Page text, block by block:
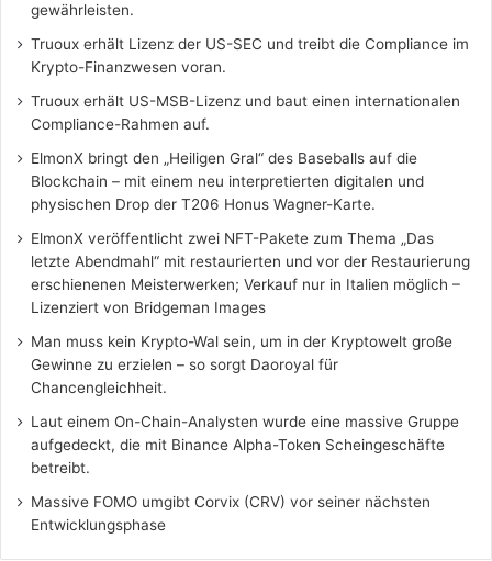
gewährleisten.
Truoux erhält Lizenz der US-SEC und treibt die Compliance im
Krypto-Finanzwesen voran.
Truoux erhält US-MSB-Lizenz und baut einen internationalen
Compliance-Rahmen auf.
ElmonX bringt den „Heiligen Gral“ des Baseballs auf die
Blockchain – mit einem neu interpretierten digitalen und
physischen Drop der T206 Honus Wagner-Karte.
ElmonX veröffentlicht zwei NFT-Pakete zum Thema „Das
letzte Abendmahl“ mit restaurierten und vor der Restaurierung
erschienenen Meisterwerken; Verkauf nur in Italien möglich –
Lizenziert von Bridgeman Images
Man muss kein Krypto-Wal sein, um in der Kryptowelt große
Gewinne zu erzielen – so sorgt Daoroyal für
Chancengleichheit.
Laut einem On-Chain-Analysten wurde eine massive Gruppe
aufgedeckt, die mit Binance Alpha-Token Scheingeschäfte
betreibt.
Massive FOMO umgibt Corvix (CRV) vor seiner nächsten
Entwicklungsphase